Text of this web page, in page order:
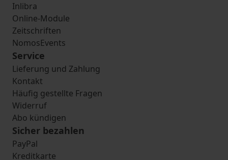
Inlibra
Online-Module
Zeitschriften
NomosEvents
Service
Lieferung und Zahlung
Kontakt
Häufig gestellte Fragen
Widerruf
Abo kündigen
Sicher bezahlen
PayPal
Kreditkarte